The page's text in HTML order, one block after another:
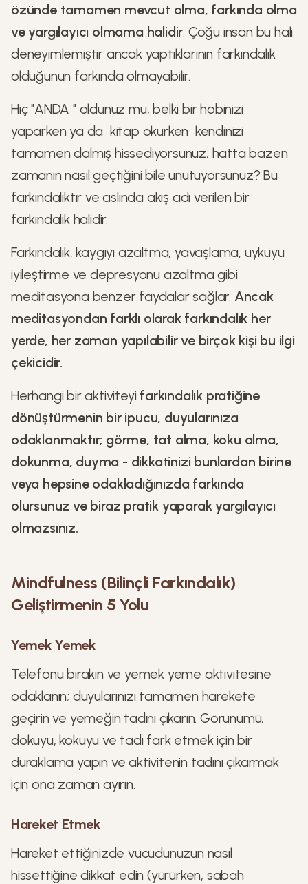
özünde tamamen mevcut olma, farkında olma
ve yargılayıcı olmama halidir. Çoğu insan bu hali
deneyimlemiştir ancak yaptıklarının farkındalık
olduğunun farkında olmayabilir.
Hiç "ANDA " oldunuz mu, belki bir hobinizi
yaparken ya da kitap okurken kendinizi
tamamen dalmış hissediyorsunuz, hatta bazen
zamanın nasıl geçtiğini bile unutuyorsunuz? Bu
farkındalıktır ve aslında akış adı verilen bir
farkındalık halidir.
Farkındalık, kaygıyı azaltma, yavaşlama, uykuyu
iyileştirme ve depresyonu azaltma gibi
meditasyona benzer faydalar sağlar. Ancak
meditasyondan farklı olarak farkındalık her
yerde, her zaman yapılabilir ve birçok kişi bu ilgi
çekicidir.
Herhangi bir aktiviteyi farkındalık pratiğine
dönüştürmenin bir ipucu, duyularınıza
odaklanmaktır; görme, tat alma, koku alma,
dokunma, duyma - dikkatinizi bunlardan birine
veya hepsine odakladığınızda farkında
olursunuz ve biraz pratik yaparak yargılayıcı
olmazsınız.
Mindfulness (Bilinçli Farkındalık)
Geliştirmenin 5 Yolu
Yemek Yemek
Telefonu bırakın ve yemek yeme aktivitesine
odaklanın; duyularınızı tamamen harekete
geçirin ve yemeğin tadını çıkarın. Görünümü,
dokuyu, kokuyu ve tadı fark etmek için bir
duraklama yapın ve aktivitenin tadını çıkarmak
için ona zaman ayırın.
Hareket Etmek
Hareket ettiğinizde vücudunuzun nasıl
hissettiğine dikkat edin (yürürken, sabah